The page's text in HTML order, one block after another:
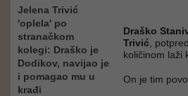
Jelena Trivić
'oplela' po
stranačkom
kolegi: Draško je
Dodikov, navijao je
i pomagao mu u
krađi
Draško
Trivić ,
količinom laži
On je tim